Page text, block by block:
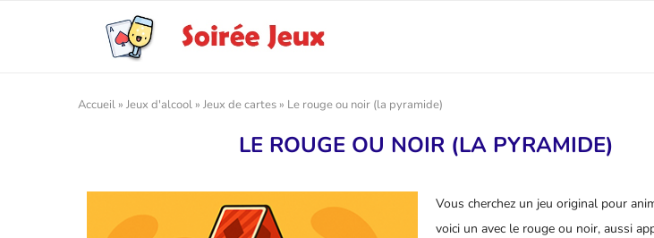
Accueil » Jeux d'alcool » Jeux de cartes » Le rouge ou noir (la pyramide)
LE ROUGE OU NOIR (LA PYRAMIDE)
Vous cherchez un jeu original pour
voici un avec le rouge ou noir, aussi